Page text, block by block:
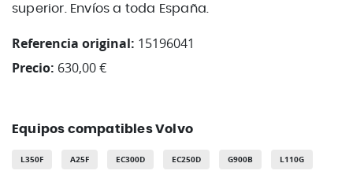
superior. Envíos a toda España.
Referencia original: 15196041
Precio: 630,00 €
Equipos compatibles Volvo
L350F A25F EC300D EC250D G900B L110G